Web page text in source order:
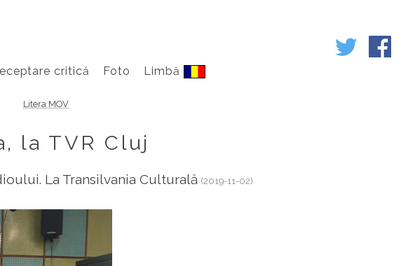
critică Foto Limbă
Litera MOV
la TVR Cluj
La Transilvania Culturală (2019-11-02)